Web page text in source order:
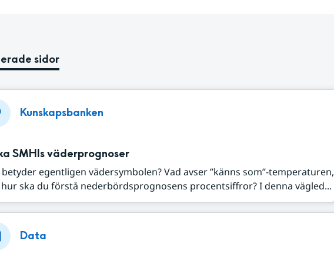
sidor
Kunskapsbanken
SMHIs väderprognoser
betyder egentligen vädersymbolen? Vad avser ”känns som”-temperaturen,
ska du förstå nederbördsprognosens procentsiffror? I denna vägled...
Data